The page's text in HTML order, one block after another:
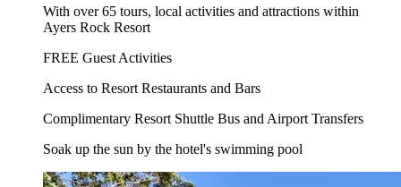
With over 65 tours, local activities and attractions within
Ayers Rock Resort
FREE Guest Activities
Access to Resort Restaurants and Bars
Complimentary Resort Shuttle Bus and Airport Transfers
Soak up the sun by the hotel's swimming pool